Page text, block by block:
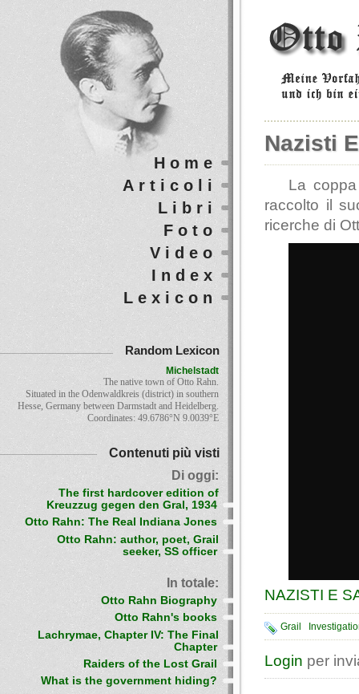
Nazisti
La
raccolto il
ricerche di
NAZISTI E
Grail
Login per
Home
Articoli
Libri
Foto
Video
Index
Lexicon
Random Lexicon
Michelstadt
The native town of Otto Rahn.
Situated in the Odenwaldkreis (district) in southern
Hesse, Germany between Darmstadt and Heidelberg.
Coordinates: 49.6786°N 9.0039°E
Contenuti più visti
Di oggi:
The first hardcover edition of
Kreuzzug gegen den Gral, 1934
Otto Rahn: The Real Indiana Jones
Otto Rahn: author, poet, Grail
seeker, SS officer
In totale:
Otto Rahn Biography
Otto Rahn's books
Lachrymae, Chapter IV: The Final
Chapter
Raiders of the Lost Grail
What is the government hiding?